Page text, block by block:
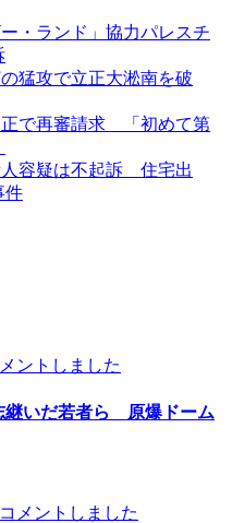
・ランド」協力パレスチ
猛攻で立正大淞南を破
正で再審請求 「初めて第
人容疑は不起訴 住宅出
件
ントしました
継いだ若者ら 原爆ドーム
メントしました